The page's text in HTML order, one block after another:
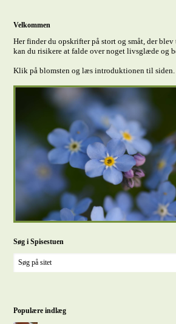
Velkommen
Her finder du opskrifter på stort og småt, der
kan du risikere at falde over noget livsglæde og
Klik på blomsten og læs introduktionen til siden.
Søg i Spisestuen
Populære indlæg